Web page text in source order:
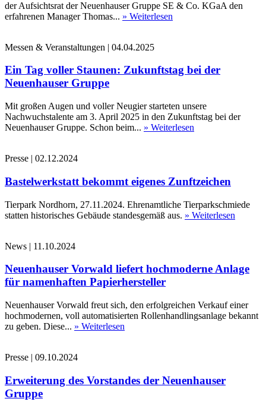
der Aufsichtsrat der Neuenhauser Gruppe SE & Co. KGaA den
erfahrenen Manager Thomas... » Weiterlesen
Messen & Veranstaltungen | 04.04.2025
Ein Tag voller Staunen: Zukunftstag bei der
Neuenhauser Gruppe
Mit großen Augen und voller Neugier starteten unsere
Nachwuchstalente am 3. April 2025 in den Zukunftstag bei der
Neuenhauser Gruppe. Schon beim... » Weiterlesen
Presse | 02.12.2024
Bastelwerkstatt bekommt eigenes Zunftzeichen
Tierpark Nordhorn, 27.11.2024. Ehrenamtliche Tierparkschmiede
statten historisches Gebäude standesgemäß aus. » Weiterlesen
News | 11.10.2024
Neuenhauser Vorwald liefert hochmoderne Anlage
für namenhaften Papierhersteller
Neuenhauser Vorwald freut sich, den erfolgreichen Verkauf einer
hochmodernen, voll automatisierten Rollenhandlingsanlage bekannt
zu geben. Diese... » Weiterlesen
Presse | 09.10.2024
Erweiterung des Vorstandes der Neuenhauser
Gruppe